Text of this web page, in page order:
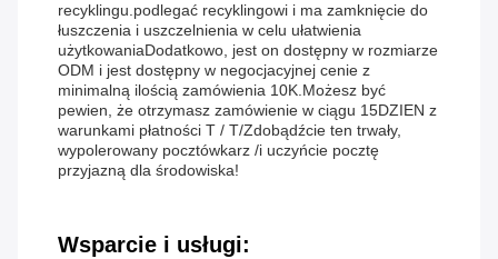
recyklingu.podlegać recyklingowi i ma zamknięcie do
łuszczenia i uszczelnienia w celu ułatwienia
użytkowaniaDodatkowo, jest on dostępny w rozmiarze
ODM i jest dostępny w negocjacyjnej cenie z
minimalną ilością zamówienia 10K.Możesz być
pewien, że otrzymasz zamówienie w ciągu 15DZIEN z
warunkami płatności T / T/Zdobądźcie ten trwały,
wypolerowany pocztówkarz /i uczyńcie pocztę
przyjazną dla środowiska!
Wsparcie i usługi: